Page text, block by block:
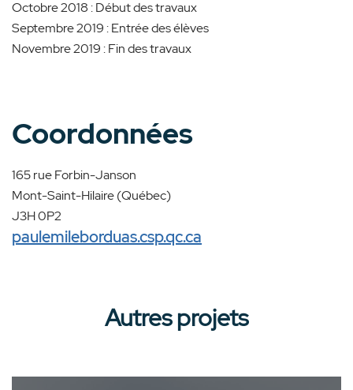
Octobre 2018 : Début des travaux
Septembre 2019 : Entrée des élèves
Novembre 2019 : Fin des travaux
Coordonnées
165 rue Forbin-Janson
Mont-Saint-Hilaire (Québec)
J3H 0P2
paulemileborduas.csp.qc.ca
Autres projets